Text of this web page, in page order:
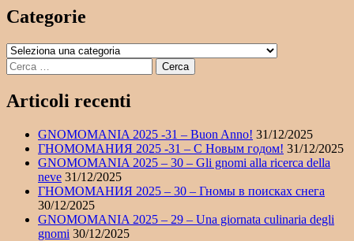
Categorie
Categorie
Ricerca
per:
Articoli recenti
GNOMOMANIA 2025 -31 – Buon Anno! 31/12/2025
ГНОМОМАНИЯ 2025 -31 – С Новым годом! 31/12/2025
GNOMOMANIA 2025 – 30 – Gli gnomi alla ricerca della
neve 31/12/2025
ГНОМОМАНИЯ 2025 – 30 – Гномы в поисках снега
30/12/2025
GNOMOMANIA 2025 – 29 – Una giornata culinaria degli
gnomi 30/12/2025